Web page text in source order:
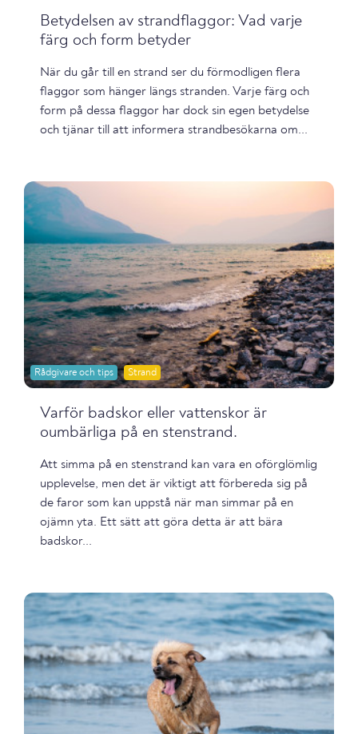
Betydelsen av strandflaggor: Vad varje
färg och form betyder
När du går till en strand ser du förmodligen flera
flaggor som hänger längs stranden. Varje färg och
form på dessa flaggor har dock sin egen betydelse
och tjänar till att informera strandbesökarna om...
Rådgivare och tips Strand
Varför badskor eller vattenskor är
oumbärliga på en stenstrand.
Att simma på en stenstrand kan vara en oförglömlig
upplevelse, men det är viktigt att förbereda sig på
de faror som kan uppstå när man simmar på en
ojämn yta. Ett sätt att göra detta är att bära
badskor...